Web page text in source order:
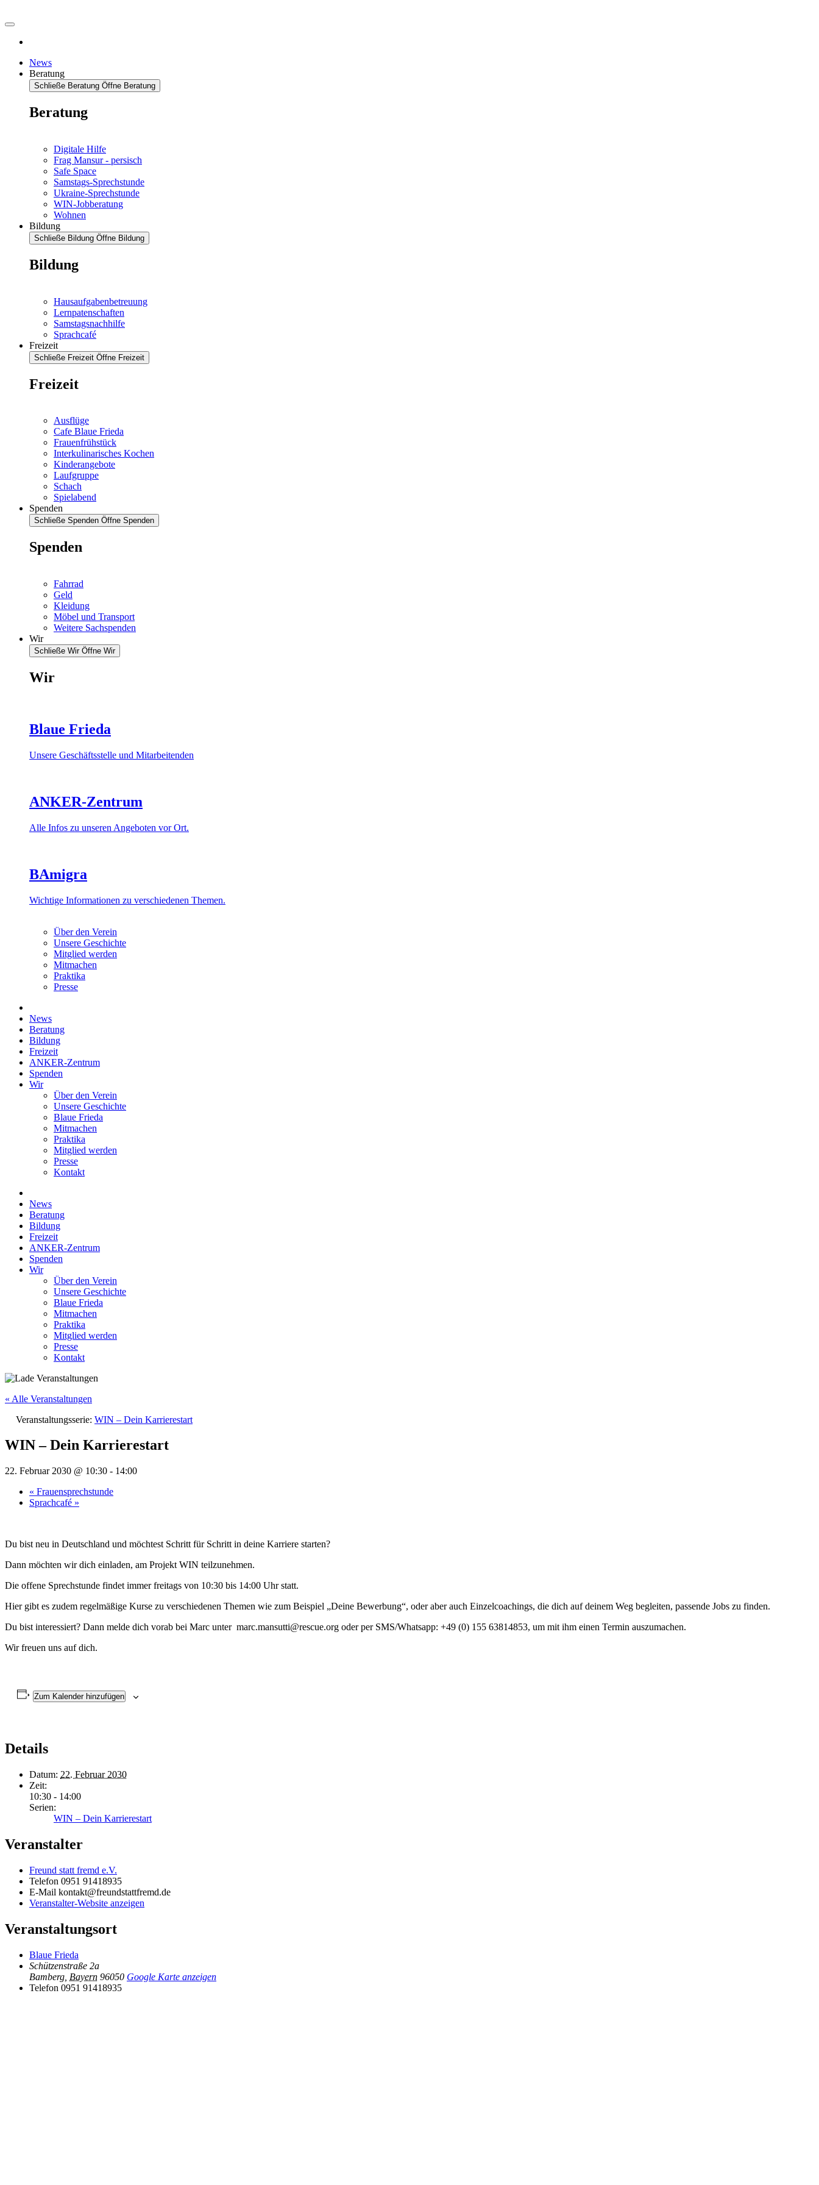
News
Beratung
Schließe Beratung Öffne Beratung
Beratung
Digitale Hilfe
Frag Mansur - persisch
Safe Space
Samstags-Sprechstunde
Ukraine-Sprechstunde
WIN-Jobberatung
Wohnen
Bildung
Schließe Bildung Öffne Bildung
Bildung
Hausaufgabenbetreuung
Lernpatenschaften
Samstagsnachhilfe
Sprachcafé
Freizeit
Schließe Freizeit Öffne Freizeit
Freizeit
Ausflüge
Cafe Blaue Frieda
Frauenfrühstück
Interkulinarisches Kochen
Kinderangebote
Laufgruppe
Schach
Spielabend
Spenden
Schließe Spenden Öffne Spenden
Spenden
Fahrrad
Geld
Kleidung
Möbel und Transport
Weitere Sachspenden
Wir
Schließe Wir Öffne Wir
Wir
Blaue Frieda
Unsere Geschäftsstelle und Mitarbeitenden
ANKER-Zentrum
Alle Infos zu unseren Angeboten vor Ort.
BAmigra
Wichtige Informationen zu verschiedenen Themen.
Über den Verein
Unsere Geschichte
Mitglied werden
Mitmachen
Praktika
Presse
News
Beratung
Bildung
Freizeit
ANKER-Zentrum
Spenden
Wir
Über den Verein
Unsere Geschichte
Blaue Frieda
Mitmachen
Praktika
Mitglied werden
Presse
Kontakt
News
Beratung
Bildung
Freizeit
ANKER-Zentrum
Spenden
Wir
Über den Verein
Unsere Geschichte
Blaue Frieda
Mitmachen
Praktika
Mitglied werden
Presse
Kontakt
« Alle Veranstaltungen
Veranstaltungsserie: WIN – Dein Karrierestart
WIN – Dein Karrierestart
22. Februar 2030 @ 10:30 - 14:00
« Frauensprechstunde
Sprachcafé »
Du bist neu in Deutschland und möchtest Schritt für Schritt in deine Karriere starten?
Dann möchten wir dich einladen, am Projekt WIN teilzunehmen.
Die offene Sprechstunde findet immer freitags von 10:30 bis 14:00 Uhr statt.
Hier gibt es zudem regelmäßige Kurse zu verschiedenen Themen wie zum Beispiel „Deine Bewerbung“, oder aber auch Einzelcoachings, die dich auf deinem Weg begleiten, passende Jobs zu finden.
Du bist interessiert? Dann melde dich vorab bei Marc unter marc.mansutti@rescue.org oder per SMS/Whatsapp: +49 (0) 155 63814853, um mit ihm einen Termin auszumachen.
Wir freuen uns auf dich.
Zum Kalender hinzufügen
Details
Datum: 22. Februar 2030
Zeit:
10:30 - 14:00
Serien:
WIN – Dein Karrierestart
Veranstalter
Freund statt fremd e.V.
Telefon 0951 91418935
E-Mail kontakt@freundstattfremd.de
Veranstalter-Website anzeigen
Veranstaltungsort
Blaue Frieda
Schützenstraße 2a
Bamberg Bayern 96050 Google Karte anzeigen
Telefon 0951 91418935